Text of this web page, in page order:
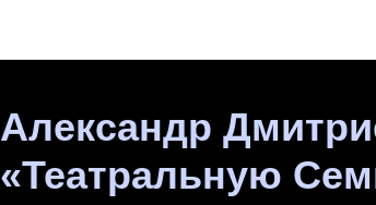
Александр
«Театральную